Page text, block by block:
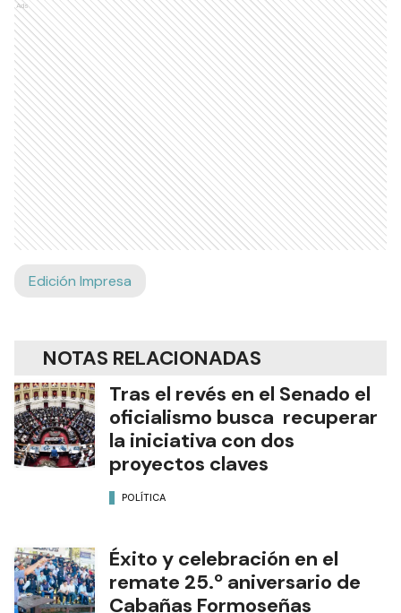
Ads
Edición Impresa
NOTAS RELACIONADAS
Tras el revés en el Senado el
oficialismo busca recuperar
la iniciativa con dos
proyectos claves
POLÍTICA
Éxito y celebración en el
remate 25.º aniversario de
Cabañas Formoseñas